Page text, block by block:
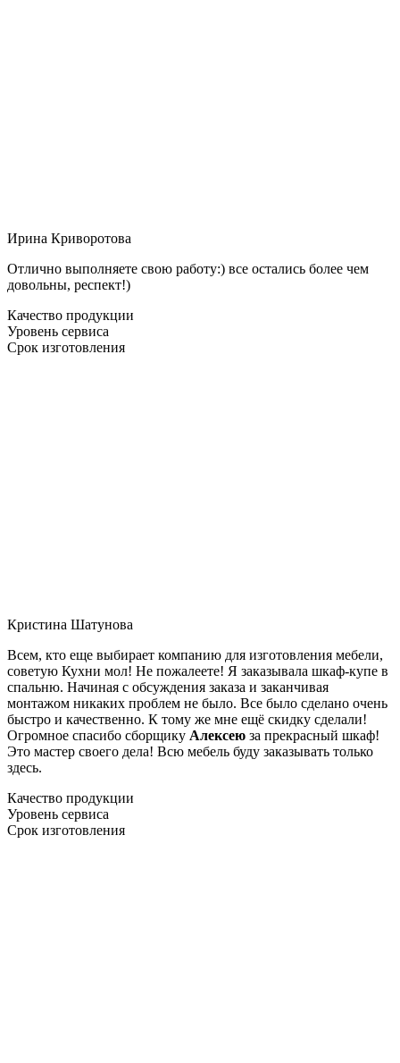
Ирина Криворотова
Отлично выполняете свою работу:) все остались более чем
довольны, респект!)
Качество продукции
Уровень сервиса
Срок изготовления
Кристина Шатунова
Всем, кто еще выбирает компанию для изготовления мебели,
советую Кухни мол! Не пожалеете! Я заказывала шкаф-купе в
спальню. Начиная с обсуждения заказа и заканчивая
монтажом никаких проблем не было. Все было сделано очень
быстро и качественно. К тому же мне ещё скидку сделали!
Огромное спасибо сборщику Алексею за прекрасный шкаф!
Это мастер своего дела! Всю мебель буду заказывать только
здесь.
Качество продукции
Уровень сервиса
Срок изготовления